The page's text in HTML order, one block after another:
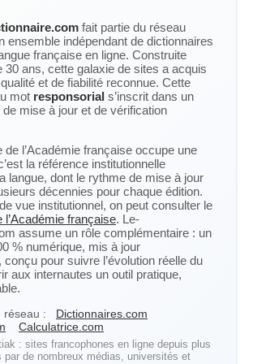
fait partie du réseau
ensemble indépendant de dictionnaires
française en ligne. Construite
30 ans, cette galaxie de sites a acquis
et de fiabilité reconnue. Cette
mot responsorial s’inscrit dans un
mise à jour et de vérification
de l’Académie française occupe une
la référence institutionnelle
langue, dont le rythme de mise à jour
décennies pour chaque édition.
vue institutionnel, on peut consulter le
l’Académie française. Le-
assume un rôle complémentaire : un
% numérique, mis à jour
conçu pour suivre l’évolution réelle du
aux internautes un outil pratique,
réseau :
Dictionnaires.com
Calculatrice.com
: sites francophones en ligne depuis plus
par de nombreux médias, universités et